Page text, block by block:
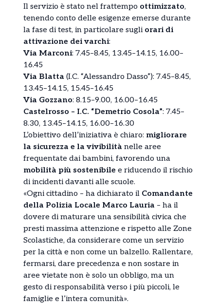
Il servizio è stato nel frattempo ottimizzato,
tenendo conto delle esigenze emerse durante
la fase di test, in particolare sugli orari di
attivazione dei varchi:
Via Marconi: 7.45–8.45, 13.45–14.15, 16.00–
16.45
Via Blatta (I.C. “Alessandro Dasso”): 7.45–8.45,
13.45–14.15, 15.45–16.45
Via Gozzano: 8.15–9.00, 16.00–16.45
Castelrosso – I.C. “Demetrio Cosola”: 7.45–
8.30, 13.45–14.15, 16.00–16.30
L’obiettivo dell’iniziativa è chiaro: migliorare
la sicurezza e la vivibilità nelle aree
frequentate dai bambini, favorendo una
mobilità più sostenibile e riducendo il rischio
di incidenti davanti alle scuole.
«Ogni cittadino – ha dichiarato il Comandante
della Polizia Locale Marco Lauria – ha il
dovere di maturare una sensibilità civica che
presti massima attenzione e rispetto alle Zone
Scolastiche, da considerare come un servizio
per la città e non come un balzello. Rallentare,
fermarsi, dare precedenza e non sostare in
aree vietate non è solo un obbligo, ma un
gesto di responsabilità verso i più piccoli, le
famiglie e l’intera comunità».